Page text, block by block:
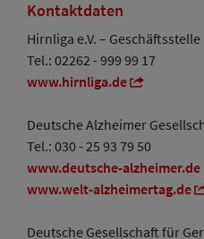
Kontaktdaten
Hirnliga e.V. – Geschäftsstelle
Tel.: 02262 - 999 99 17
www.hirnliga.de
Deutsche Alzheimer
Tel.: 030 - 25 93 79 50
www.deutsche-alzheimer.de
www.welt-alzheimertag.de
Deutsche Gesellschaft für